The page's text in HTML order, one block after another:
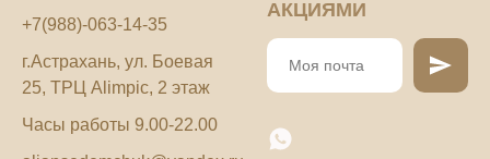
+7(988)-063-14-35
г.Астрахань, ул. Боевая
25, ТРЦ Alimpic, 2 этаж
Часы работы 9.00-22.00
АКЦИЯМИ